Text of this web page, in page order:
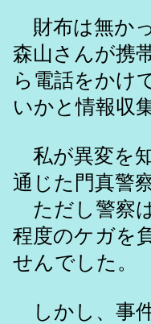
財布は無か
森山さんが携
ら電話をかけ
いかと情報収
私が異変を
通じた門真警
ただし警察
程度のケガを
せんでした。
しかし、事